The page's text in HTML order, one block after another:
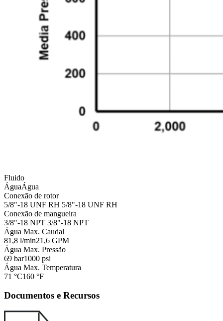
Fluido
ÁguaÁgua
Conexão de rotor
5/8"-18 UNF RH 5/8"-18 UNF RH
Conexão de mangueira
3/8"-18 NPT 3/8"-18 NPT
Água Max. Caudal
81,8 l/min21,6 GPM
Água Max. Pressão
69 bar1000 psi
Água Max. Temperatura
71 °C160 °F
Documentos e Recursos